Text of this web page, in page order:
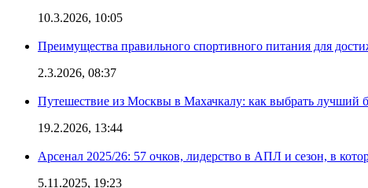
10.3.2026, 10:05
Преимущества правильного спортивного питания для
2.3.2026, 08:37
Путешествие из Москвы в Махачкалу: как выбрать лучший
19.2.2026, 13:44
Арсенал 2025/26: 57 очков, лидерство в АПЛ и сезон, в
5.11.2025, 19:23